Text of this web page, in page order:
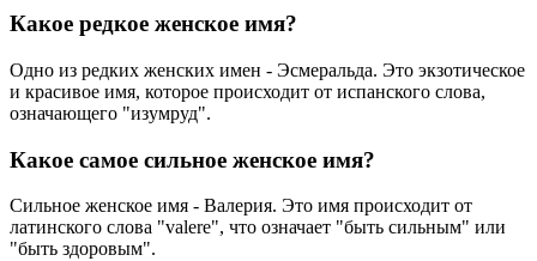
Какое редкое женское имя?
Одно из редких женских имен - Эсмеральда. Это экзотическое
и красивое имя, которое происходит от испанского слова,
означающего "изумруд".
Какое самое сильное женское имя?
Сильное женское имя - Валерия. Это имя происходит от
латинского слова "valere", что означает "быть сильным" или
"быть здоровым".